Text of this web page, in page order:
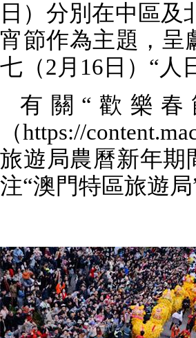
日）分別在中區及
宵節作為主題，呈
七（2 月 16 日）“人
有關“歡樂春
（https://
旅遊局農曆新年期
注“澳門特區旅遊